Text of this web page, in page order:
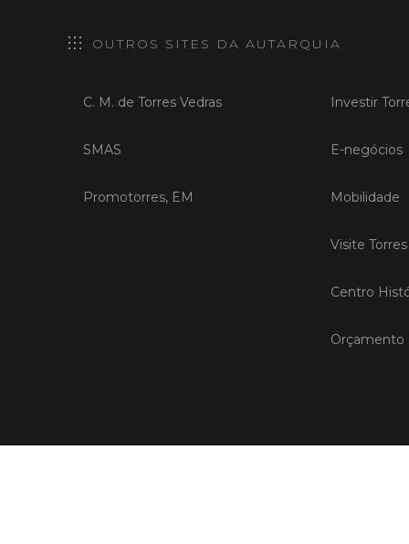
OUTROS SITES DA AUTARQUIA
C. M. de Torres Vedras
SMAS
Promotorres, EM
Investir
E-negócios
Mobilidade
Visite
Centro
Orçamento